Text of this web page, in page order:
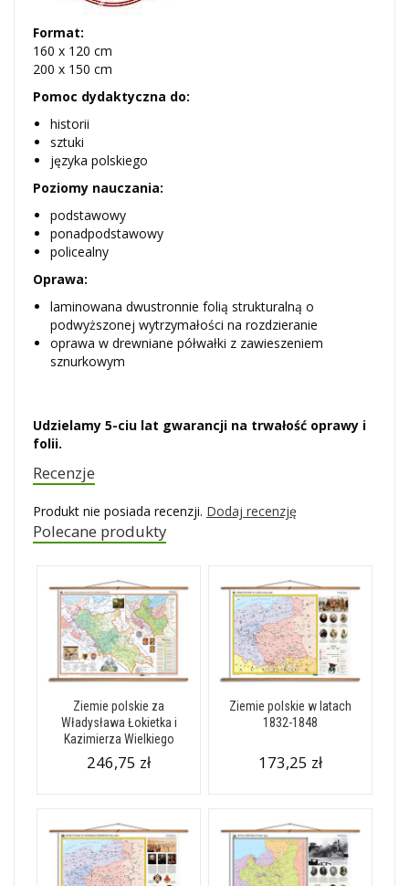
Format:
160 x 120 cm
200 x 150 cm
Pomoc dydaktyczna do:
historii
sztuki
języka polskiego
Poziomy nauczania:
podstawowy
ponadpodstawowy
policealny
Oprawa:
laminowana dwustronnie folią strukturalną o
podwyższonej wytrzymałości na rozdzieranie
oprawa w drewniane półwałki z zawieszeniem
sznurkowym
Udzielamy 5-ciu lat gwarancji na trwałość oprawy i
folii.
Recenzje
Produkt nie posiada recenzji. Dodaj recenzję
Polecane produkty
Ziemie polskie za
Władysława Łokietka i
Kazimierza Wielkiego
246,75 zł
Ziemie polskie w latach
1832-1848
173,25 zł